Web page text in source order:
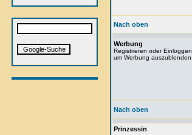
Nach oben
Werbung
Registrieren oder Einloggen,
um Werbung auszublenden
Nach oben
Prinzessin